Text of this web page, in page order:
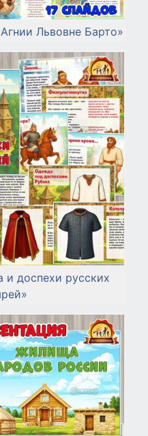
Львовне Барто»
и доспехи русских